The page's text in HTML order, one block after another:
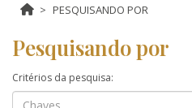
PESQUISANDO POR
Pesquisando por
Critérios da pesquisa: